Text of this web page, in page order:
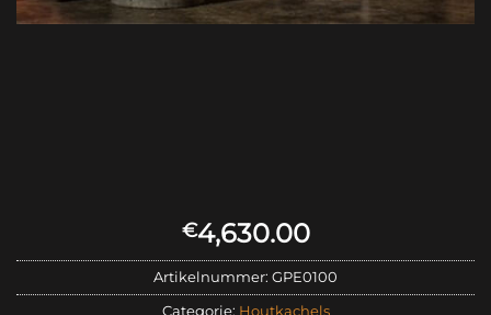
€4,630.00
Artikelnummer: GPE0100
Categorie: Houtkachels